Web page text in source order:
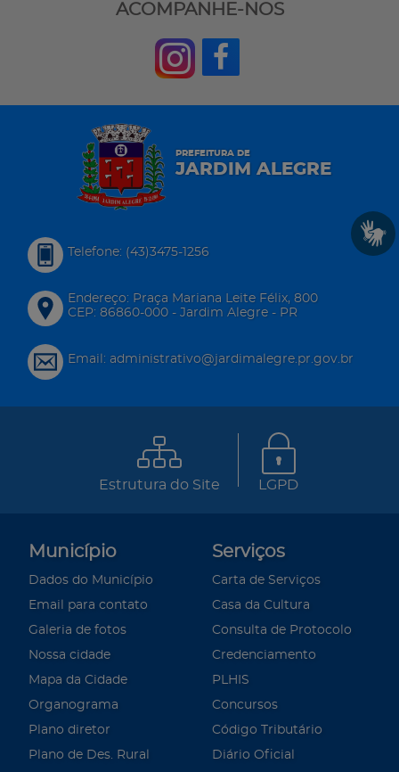
ACOMPANHE-NOS
PREFEITURA DE
JARDIM ALEGRE
Telefone: (43)3475-1256
Endereço: Praça Mariana Leite Félix, 800
CEP: 86860-000 - Jardim Alegre - PR
Email: administrativo@jardimalegre.pr.gov.br
Estrutura do Site LGPD
Município
Dados do Município
Email para contato
Galeria de fotos
Nossa cidade
Mapa da Cidade
Organograma
Plano diretor
Plano de Des. Rural
Serviços
Carta de Serviços
Casa da Cultura
Consulta de Protocolo
Credenciamento
PLHIS
Concursos
Código Tributário
Diário Oficial